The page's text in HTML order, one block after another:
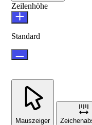
Zeilenhöhe
Standard
Mauszeiger